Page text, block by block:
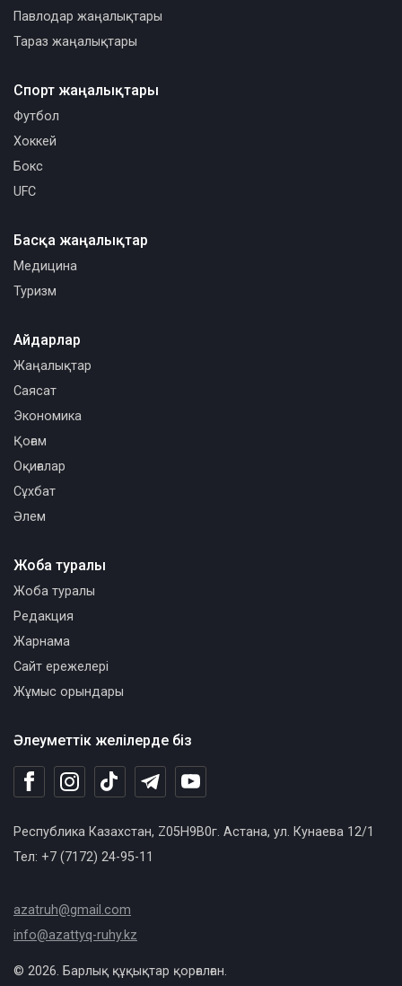
Павлодар жаңалықтары
Тараз жаңалықтары
Спорт жаңалықтары
Футбол
Хоккей
Бокс
UFC
Басқа жаңалықтар
Медицина
Туризм
Әлеуметтік желілерде біз
Республика Казахстан, Z05H9B0г. Астана, ул. Кунаева 12/1
Тел: +7 (7172) 24-95-11
azatruh@gmail.com
info@azattyq-ruhy.kz
Айдарлар
Жаңалықтар
Саясат
Экономика
Қоғам
Оқиғалар
Сұхбат
Әлем
Жоба туралы
Жоба туралы
Редакция
Жарнама
Сайт ережелері
Жұмыс орындары
© 2026. Барлық құқықтар қорғалған.